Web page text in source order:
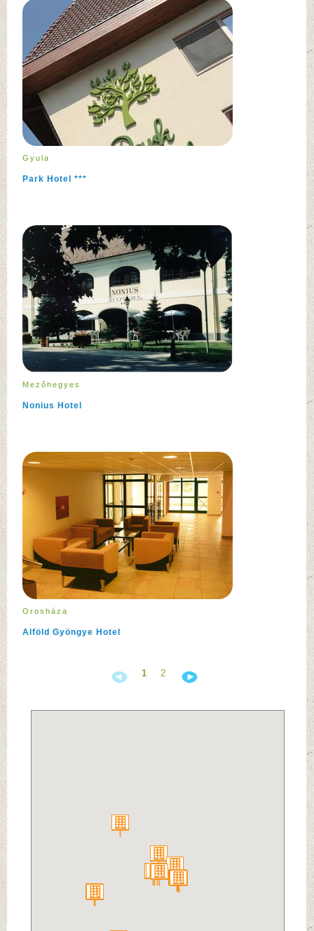
Gyula
Park Hotel ***
Mezőhegyes
Nonius Hotel
Orosháza
Alföld Gyöngye Hotel
1 2